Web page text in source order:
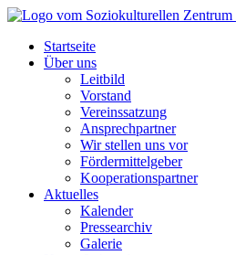
Startseite
Über uns
Leitbild
Vorstand
Vereinssatzung
Ansprechpartner
Wir stellen uns vor
Fördermittelgeber
Kooperationspartner
Aktuelles
Kalender
Pressearchiv
Galerie